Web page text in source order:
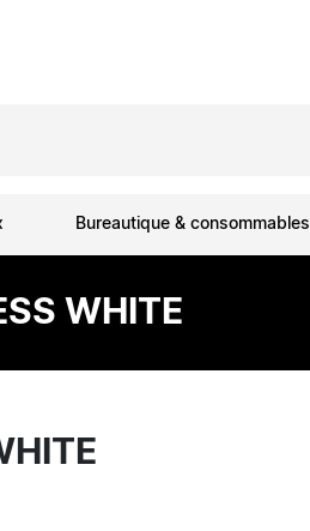
Bureautique & consommables
WHITE